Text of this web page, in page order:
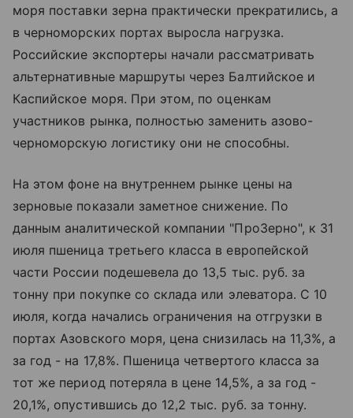
моря поставки зерна практически прекратились, а
в черноморских портах выросла нагрузка.
Российские экспортеры начали рассматривать
альтернативные маршруты через Балтийское и
Каспийское моря. При этом, по оценкам
участников рынка, полностью заменить азово-
черноморскую логистику они не способны.
На этом фоне на внутреннем рынке цены на
зерновые показали заметное снижение. По
данным аналитической компании "ПроЗерно", к 31
июля пшеница третьего класса в европейской
части России подешевела до 13,5 тыс. руб. за
тонну при покупке со склада или элеватора. С 10
июля, когда начались ограничения на отгрузки в
портах Азовского моря, цена снизилась на 11,3%, а
за год - на 17,8%. Пшеница четвертого класса за
тот же период потеряла в цене 14,5%, а за год -
20,1%, опустившись до 12,2 тыс. руб. за тонну.